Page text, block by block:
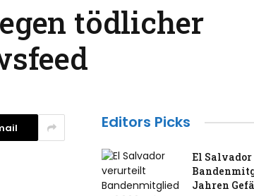
tödlicher
Editors Picks
El
Jahren